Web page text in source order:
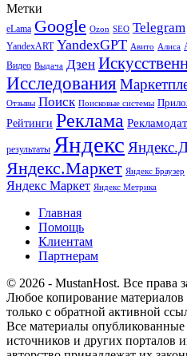
Метки
eLama Google Ozon SEO Telegram
YandexART YandexGPT Авито Алиса
Видео Выдача Дзен
Исследования
Отзывы Поиск Поисковые системы
Рейтинги Реклама
результаты Яндекс
Яндекс.Маркет Яндекс Браузер
Яндекс Маркет Яндекс Метрика
Главная
Помощь
Клиентам
Партнерам
© 2026 - MustanHost. Все права
Любое копирование материалов
только с обратной активной
Все материалы
источников и других порталов